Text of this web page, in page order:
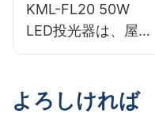
KML-FL20 50W
LED投光器は、屋外
看板や大型看板照明
よろしければ